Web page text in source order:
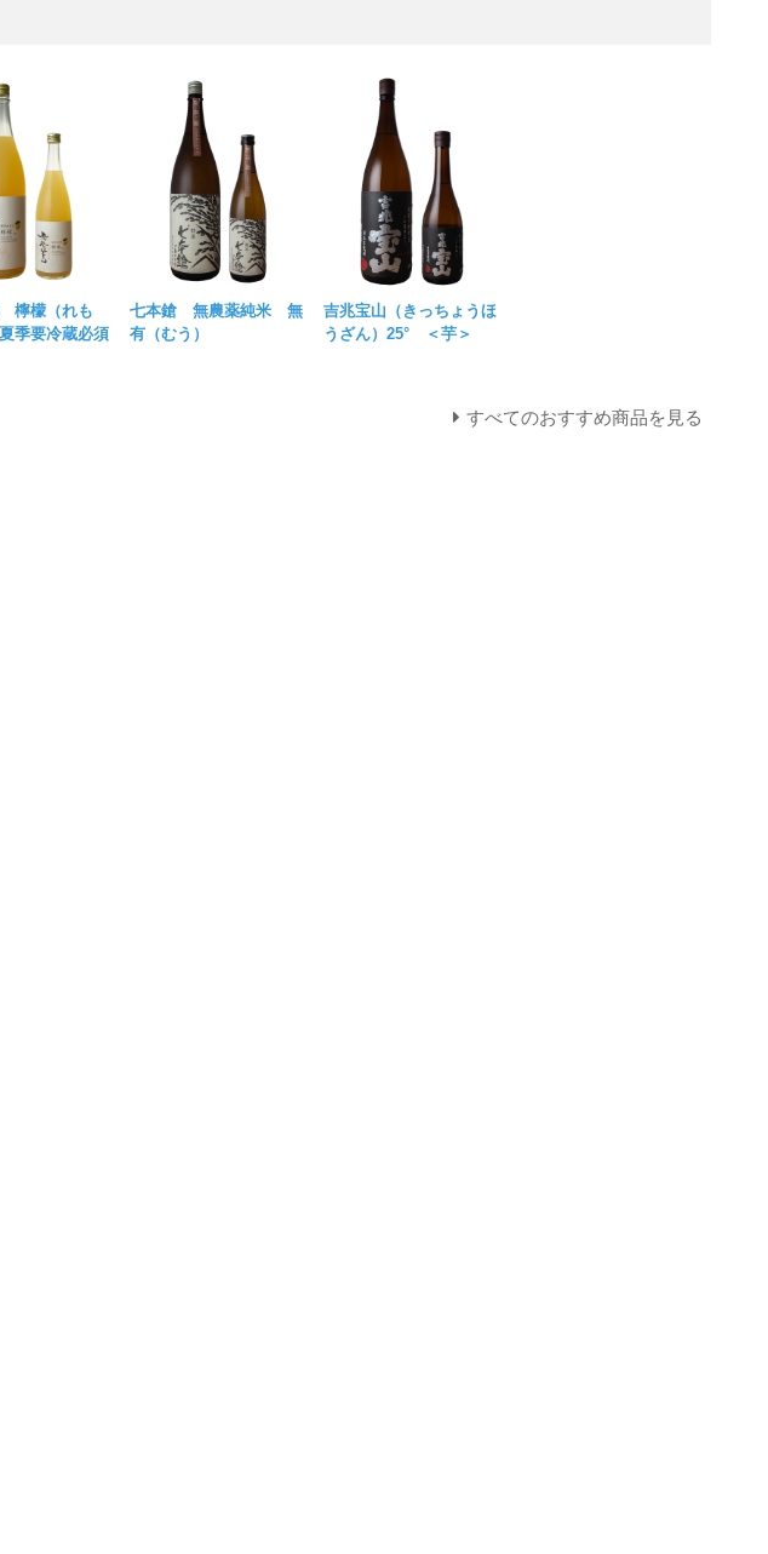
檸檬（れも
要冷蔵必須
七本鎗 無農薬純米 無
有（むう）
吉兆宝山（きっちょうほ
うざん）25° ＜芋＞
すべてのおすすめ商品を見る